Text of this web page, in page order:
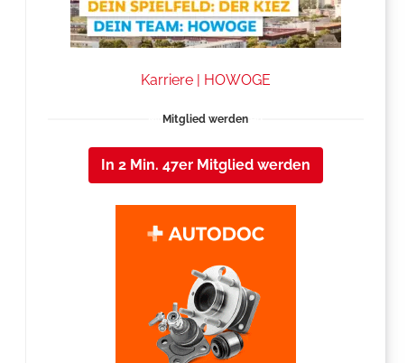
Karriere | HOWOGE
Mitglied werden
In 2 Min. 47er Mitglied werden